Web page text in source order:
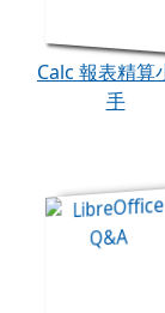
Calc 報表精算
手